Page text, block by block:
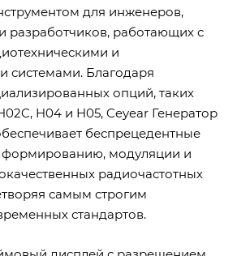
для инженеров,
разработчиков, работающих с
и
системами. Благодаря
опций, таких
H04 и H05, Ceyear Генератор
беспрецедентные
модуляции и
радиочастотных
самым строгим
стандартов.